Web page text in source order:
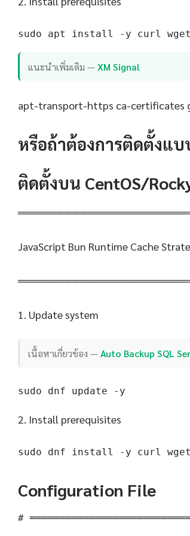
sudo apt install -y curl wget
แนะนำเพิ่มเติม —XM Signal
apt-transport-https ca-certificates
หรือถ้าต้องการติดตั้งแบ
ติดตั้งบน CentOS/
JavaScript Bun Runtime Cache
1. Update system
เนื้อหาเกี่ยวข้อง —Auto Backup SQL
sudo dnf update -y
2. Install prerequisites
sudo dnf install -y curl
Configuration File
#